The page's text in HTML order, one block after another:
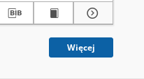
Więcej